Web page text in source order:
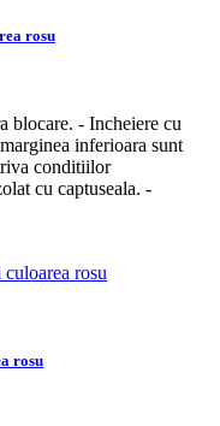
rosu
blocare. - Incheiere cu
inferioara sunt
conditiilor
cu captuseala. -
rosu